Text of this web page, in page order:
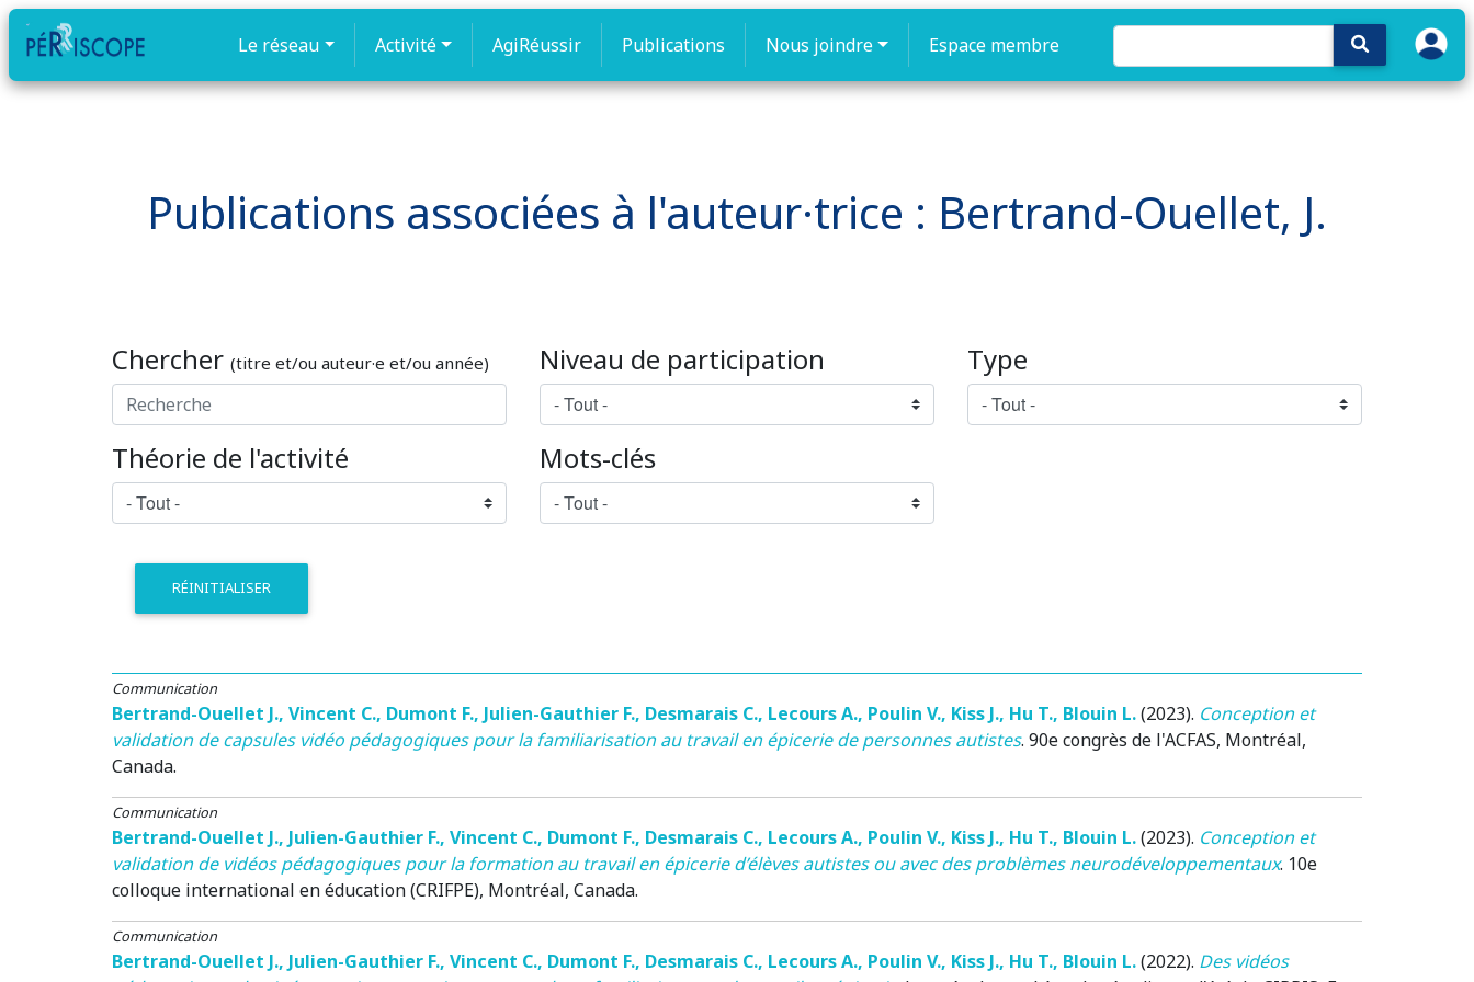
Le réseau Activité AgiRéussir Publications Nous joindre Espace membre
Publications associées à l'auteur·trice : Bertrand-Ouellet, J.
Chercher (titre et/ou auteur·e et/ou année) Niveau de participation Type
Théorie de l'activité Mots-clés
RÉINITIALISER
Communication
Bertrand-Ouellet J., Vincent C., Dumont F., Julien-Gauthier F., Desmarais C., Lecours A., Poulin V., Kiss J., Hu T., Blouin L.(2023). Conception et
validation de capsules vidéo pédagogiques pour la familiarisation au travail en épicerie de personnes autistes. 90e congrès de l'ACFAS, Montréal,
Canada.
Communication
Bertrand-Ouellet J., Julien-Gauthier F., Vincent C., Dumont F., Desmarais C., Lecours A., Poulin V., Kiss J., Hu T., Blouin L.(2023). Conception et
validation de vidéos pédagogiques pour la formation au travail en épicerie d’élèves autistes ou avec des problèmes neurodéveloppementaux. 10e
colloque international en éducation (CRIFPE), Montréal, Canada.
Communication
Bertrand-Ouellet J., Julien-Gauthier F., Vincent C., Dumont F., Desmarais C., Lecours A., Poulin V., Kiss J., Hu T., Blouin L.(2022). Des vidéos